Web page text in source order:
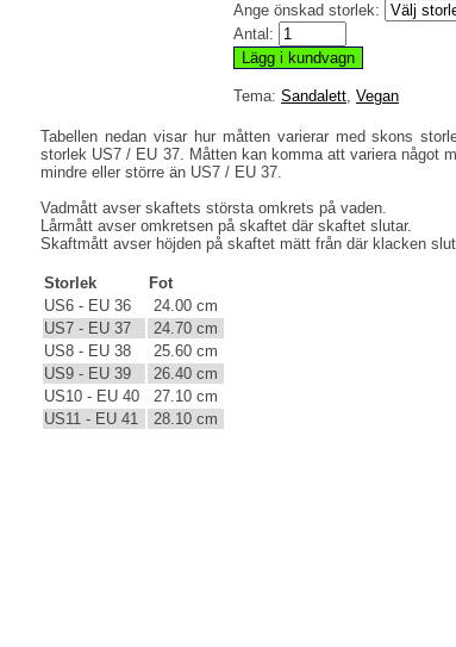
Ange önskad storlek:
Antal:
Tema: Sandalett, Vegan
Tabellen nedan visar hur måtten varierar med skons
storlek US7 / EU 37. Måtten kan komma att variera något
mindre eller större än US7 / EU 37.
Vadmått avser skaftets största omkrets på vaden.
Lårmått avser omkretsen på skaftet där skaftet slutar.
Skaftmått avser höjden på skaftet mätt från där klacken
Storlek
Fot
US6 - EU 36
24.00 cm
US7 - EU 37
24.70 cm
US8 - EU 38
25.60 cm
US9 - EU 39
26.40 cm
US10 - EU 40
27.10 cm
US11 - EU 41
28.10 cm